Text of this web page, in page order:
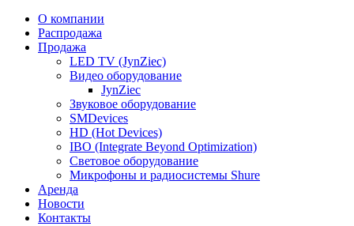
О компании
Распродажа
Продажа
LED TV (JynZiec)
Видео оборудование
JynZiec
Звуковое оборудование
SMDevices
HD (Hot Devices)
IBO (Integrate Beyond Optimization)
Световое оборудование
Микрофоны и радиосистемы Shure
Аренда
Новости
Контакты